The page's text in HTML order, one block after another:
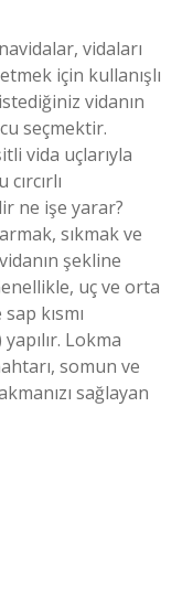
vidaları
için kullanışlı
vidanın
seçmektir.
vida uçlarıyla
ne işe yarar?
sıkmak ve
şekline
uç ve orta
kısmı
Lokma
somun ve
sağlayan